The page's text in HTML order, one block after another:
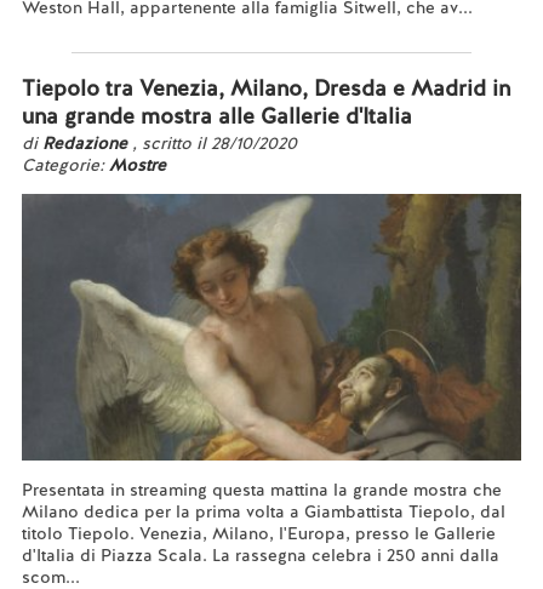
Weston Hall, appartenente alla famiglia Sitwell, che av...
Tiepolo tra Venezia, Milano, Dresda e Madrid in
una grande mostra alle Gallerie d'Italia
di Redazione , scritto il 28/10/2020
Categorie:Mostre
Presentata in streaming questa mattina la grande mostra che
Milano dedica per la prima volta a Giambattista Tiepolo, dal
titolo Tiepolo. Venezia, Milano, l'Europa, presso le Gallerie
d'Italia di Piazza Scala. La rassegna celebra i 250 anni dalla
scom...